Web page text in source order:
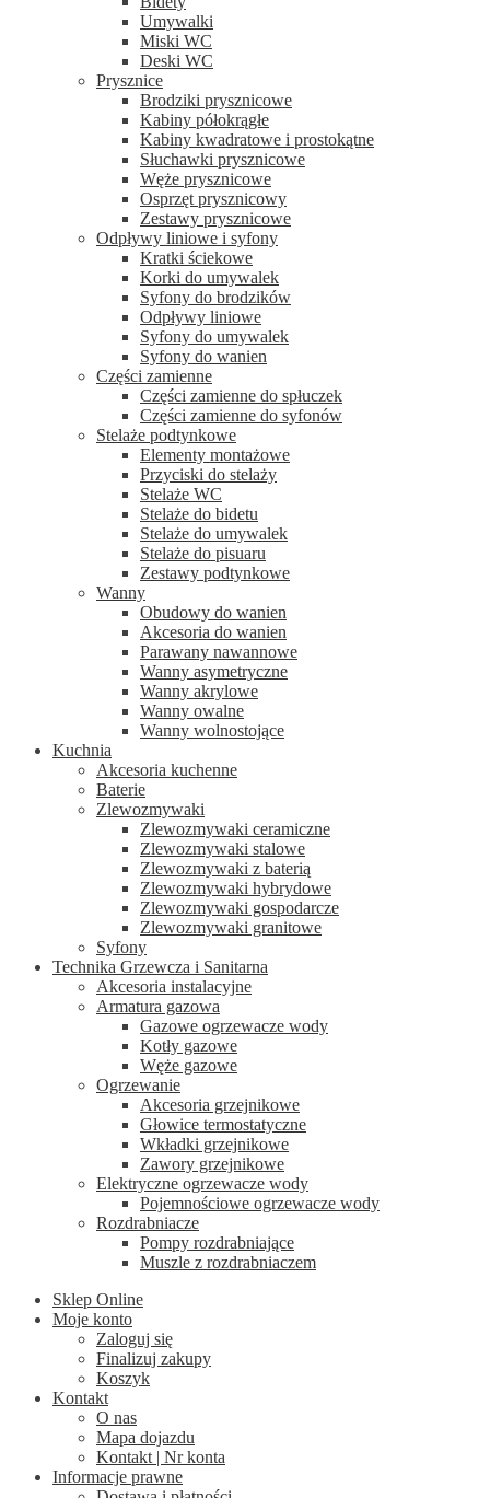
Umywalki
Miski WC
Deski WC
Prysznice
Brodziki prysznicowe
Kabiny półokrągłe
Kabiny kwadratowe i prostokątne
Słuchawki prysznicowe
Węże prysznicowe
Osprzęt prysznicowy
Zestawy prysznicowe
Odpływy liniowe i syfony
Kratki ściekowe
Korki do umywalek
Syfony do brodzików
Odpływy liniowe
Syfony do umywalek
Syfony do wanien
Części zamienne
Części zamienne do spłuczek
Części zamienne do syfonów
Stelaże podtynkowe
Elementy montażowe
Przyciski do stelaży
Stelaże WC
Stelaże do bidetu
Stelaże do umywalek
Stelaże do pisuaru
Zestawy podtynkowe
Wanny
Obudowy do wanien
Akcesoria do wanien
Parawany nawannowe
Wanny asymetryczne
Wanny akrylowe
Wanny owalne
Wanny wolnostojące
Kuchnia
Akcesoria kuchenne
Baterie
Zlewozmywaki
Zlewozmywaki ceramiczne
Zlewozmywaki stalowe
Zlewozmywaki z baterią
Zlewozmywaki hybrydowe
Zlewozmywaki gospodarcze
Zlewozmywaki granitowe
Syfony
Technika Grzewcza i Sanitarna
Akcesoria instalacyjne
Armatura gazowa
Gazowe ogrzewacze wody
Kotły gazowe
Węże gazowe
Ogrzewanie
Akcesoria grzejnikowe
Głowice termostatyczne
Wkładki grzejnikowe
Zawory grzejnikowe
Elektryczne ogrzewacze wody
Pojemnościowe ogrzewacze wody
Rozdrabniacze
Pompy rozdrabniające
Muszle z rozdrabniaczem
Sklep Online
Moje konto
Zaloguj się
Finalizuj zakupy
Koszyk
Kontakt
O nas
Mapa dojazdu
Kontakt | Nr konta
Informacje prawne